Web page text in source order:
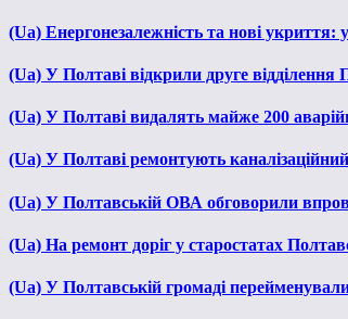
(Ua) Енергонезалежність та нові
(Ua) У Полтаві відкрили друге
(Ua) У Полтаві видалять майже 200
(Ua) У Полтаві ремонтують
(Ua) У Полтавській ОВА обговорили
(Ua) На ремонт доріг у старостатах
(Ua) У Полтавській громаді перейменували